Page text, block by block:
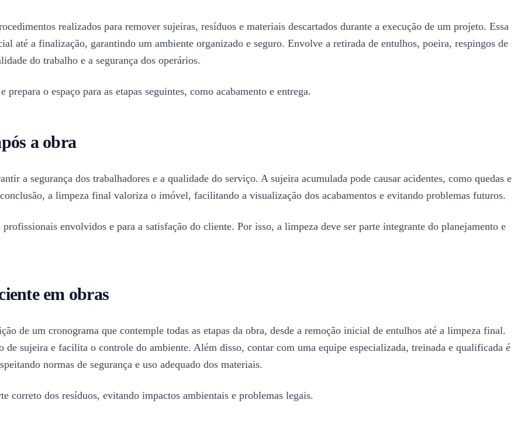
realizados para remover sujeiras, resíduos e materiais descartados durante a execução de um projeto. Essa
até a finalização, garantindo um ambiente organizado e seguro. Envolve a retirada de entulhos, poeira, respingos de
do trabalho e a segurança dos operários.
o espaço para as etapas seguintes, como acabamento e entrega.
a obra
a segurança dos trabalhadores e a qualidade do serviço. A sujeira acumulada pode causar acidentes, como quedas e
a limpeza final valoriza o imóvel, facilitando a visualização dos acabamentos e evitando problemas futuros.
envolvidos e para a satisfação do cliente. Por isso, a limpeza deve ser parte integrante do planejamento e
em obras
de um cronograma que contemple todas as etapas da obra, desde a remoção inicial de entulhos até a limpeza final.
de sujeira e facilita o controle do ambiente. Além disso, contar com uma equipe especializada, treinada e qualificada é
normas de segurança e uso adequado dos materiais.
correto dos resíduos, evitando impactos ambientais e problemas legais.